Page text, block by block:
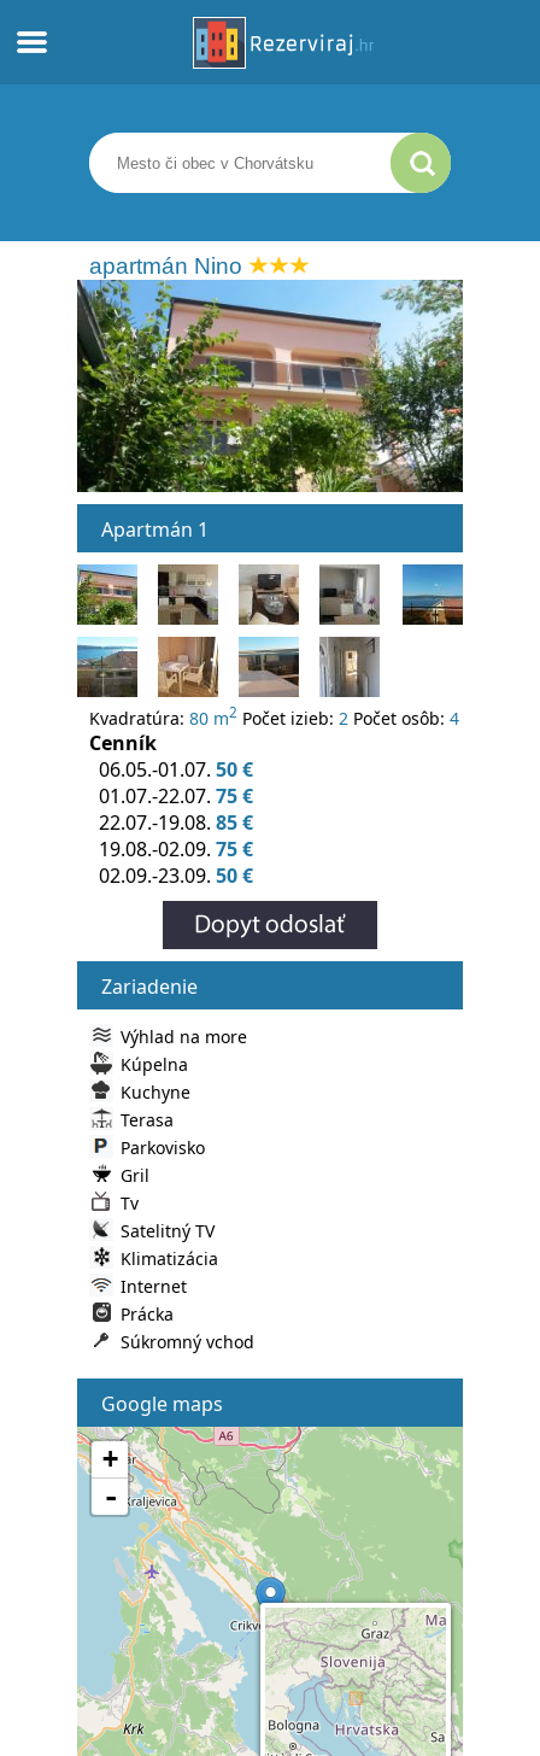
Apartmány
Turistické informácie
webcams
Zoznámte sa s Chorvátskom
apartmán Nino
Apartmán 1
Kvadratúra: 80 m2 Počet izieb: 2 Počet osôb: 4
Cenník
06.05.-01.07. 50 €
01.07.-22.07. 75 €
22.07.-19.08. 85 €
19.08.-02.09. 75 €
02.09.-23.09. 50 €
Zariadenie
Výhlad na more
Kúpelna
Kuchyne
Terasa
Parkovisko
Gril
Tv
Satelitný TV
Klimatizácia
Internet
Prácka
Súkromný vchod
Google maps